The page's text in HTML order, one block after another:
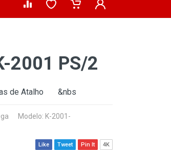
2001 PS/2
de Atalho &nbs
Modelo: K-2001-
Like Tweet Pin It 4K